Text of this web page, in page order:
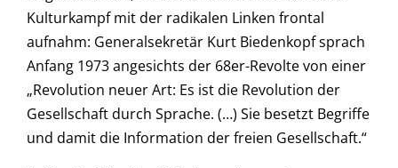
Kulturkampf mit der radikalen Linken frontal
aufnahm: Generalsekretär Kurt Biedenkopf sprach
Anfang 1973 angesichts der 68er-Revolte von einer
„Revolution neuer Art: Es ist die Revolution der
Gesellschaft durch Sprache. (…) Sie besetzt Begriffe
und damit die Information der freien Gesellschaft.“